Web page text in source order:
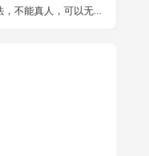
限10秒视频，9图+3音频参考